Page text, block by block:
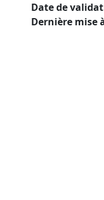
Date de
Dernière mise